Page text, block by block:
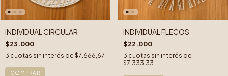
INDIVIDUAL CIRCULAR
$23.000
3 cuotas sin interés de $7.666,67
COMPRAR
INDIVIDUAL FLECOS
$22.000
3 cuotas sin interés de
$7.333,33